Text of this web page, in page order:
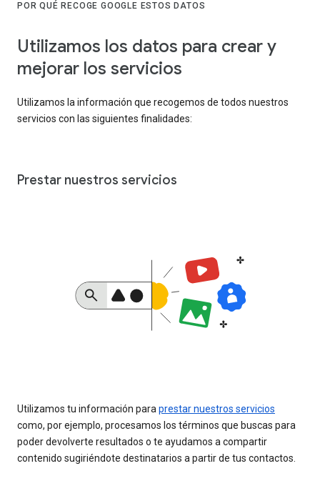
POR QUÉ RECOGE GOOGLE ESTOS DATOS
Utilizamos los datos para crear y
mejorar los servicios
Utilizamos la información que recogemos de todos nuestros
servicios con las siguientes finalidades:
Prestar nuestros servicios
Utilizamos tu información paraprestar nuestros servicios
como, por ejemplo, procesamos los términos que buscas para
poder devolverte resultados o te ayudamos a compartir
contenido sugiriéndote destinatarios a partir de tus contactos.